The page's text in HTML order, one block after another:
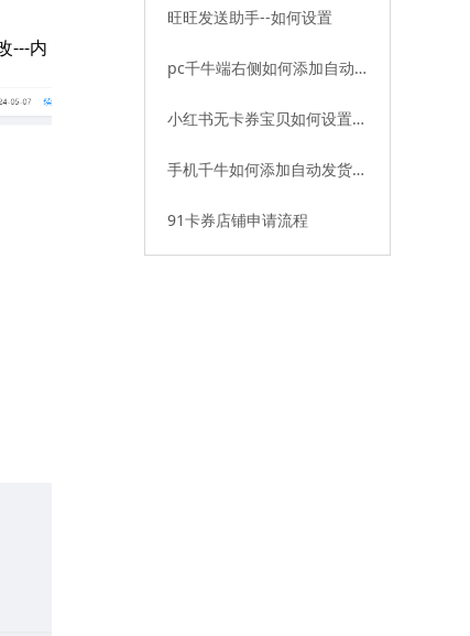
---内
旺旺发送助手--如何设置
pc千牛端右侧如何添加自动
小红书无卡券宝贝如何设置自
手机千牛如何添加自动发货插
91卡券店铺申请流程